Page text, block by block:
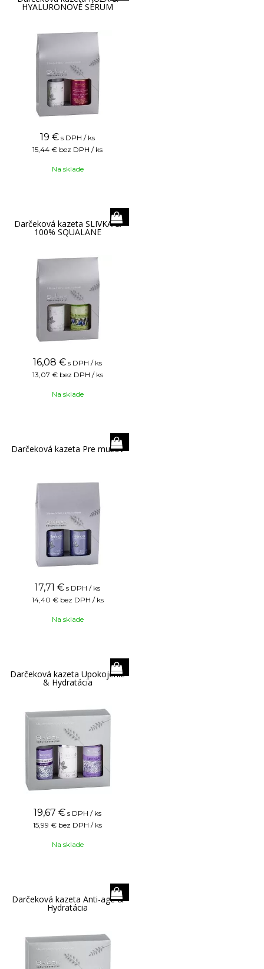
HYALURONOVÉ SÉRUM
19 € s DPH / ks
15,44 € bez DPH / ks
Na sklade
Darčeková kazeta SLIVKA &
100% SQUALANE
16,08 € s DPH / ks
13,07 € bez DPH / ks
Na sklade
Darčeková kazeta Pre mužov
17,71 € s DPH / ks
14,40 € bez DPH / ks
Na sklade
Darčeková kazeta Upokojenie
& Hydratácia
19,67 € s DPH / ks
15,99 € bez DPH / ks
Na sklade
Darčeková kazeta Anti-age &
Hydratácia